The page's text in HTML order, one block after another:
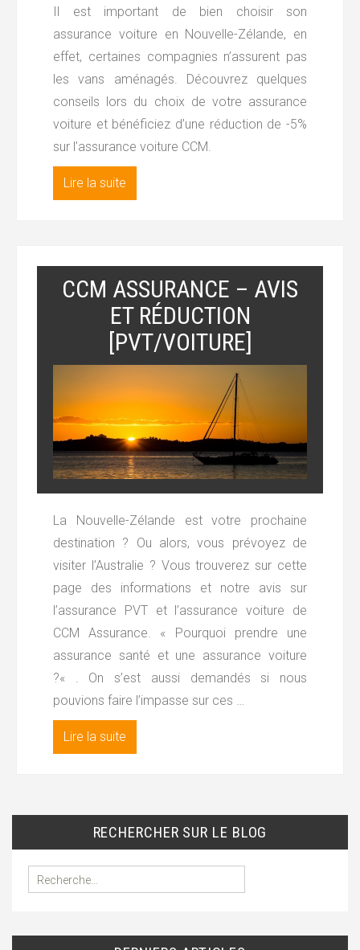
Il est important de bien choisir son
assurance voiture en Nouvelle-Zélande, en
effet, certaines compagnies n’assurent pas
les vans aménagés. Découvrez quelques
conseils lors du choix de votre assurance
voiture et bénéficiez d’une réduction de -5%
sur l’assurance voiture CCM.
Lire la suite
CCM ASSURANCE – AVIS
ET RÉDUCTION
[PVT/VOITURE]
La Nouvelle-Zélande est votre prochaine
destination ? Ou alors, vous prévoyez de
visiter l’Australie ? Vous trouverez sur cette
page des informations et notre avis sur
l’assurance PVT et l’assurance voiture de
CCM Assurance. « Pourquoi prendre une
assurance santé et une assurance voiture
?« . On s’est aussi demandés si nous
pouvions faire l’impasse sur ces …
Lire la suite
RECHERCHER SUR LE BLOG
e
e